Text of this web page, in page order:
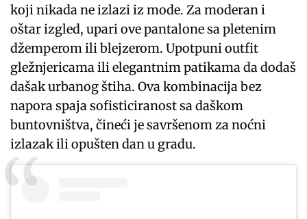
koji nikada ne izlazi iz mode. Za moderan i
oštar izgled, upari ove pantalone sa pletenim
džemperom ili blejzerom. Upotpuni outfit
gležnjericama ili elegantnim patikama da dodaš
dašak urbanog štiha. Ova kombinacija bez
napora spaja sofisticiranost sa daškom
buntovništva, čineći je savršenom za noćni
izlazak ili opušten dan u gradu.